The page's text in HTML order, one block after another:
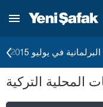
في يوليو 2015
المحلية التركية
بوردور
جناق قلعة
شانكيري